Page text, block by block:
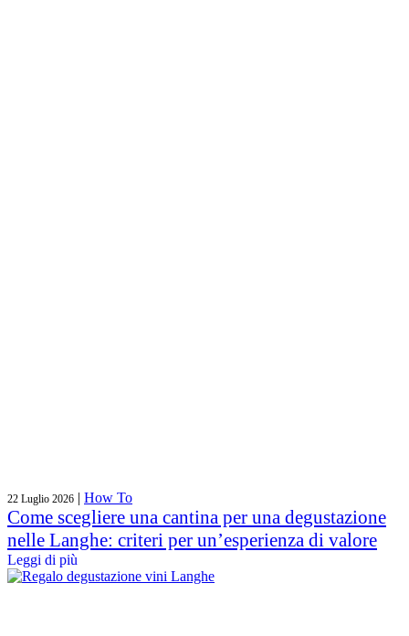
22 Luglio 2026 | How To
Come scegliere una cantina per una degustazione
nelle Langhe: criteri per un’esperienza di valore
Leggi di più